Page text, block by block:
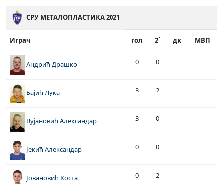
СРУ МЕТАЛОПЛАСТИКА 2021
Играч гол 2` дк МВП
Андрић Драшко 0 0
Бајић Лука 3 2
Вујановић Александар 3 0
Јекић Александар 0 0
Јовановић Коста 0 2